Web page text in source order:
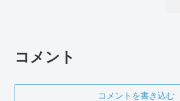
コメント
コメントを書き込む